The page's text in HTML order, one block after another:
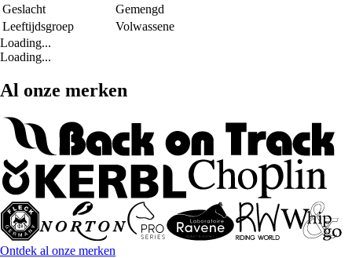
Geslacht
Gemengd
Leeftijdsgroep
Volwassene
Loading...
Loading...
Al onze merken
Ontdek al onze merken